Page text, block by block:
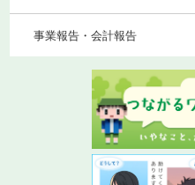
事業報告・会計報告